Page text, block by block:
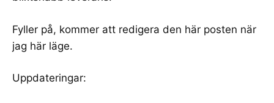
Fyller på, kommer att redigera den här posten när
jag här läge.
Uppdateringar: